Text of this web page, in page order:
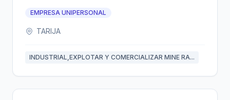
EMPRESA UNIPERSONAL
TARIJA
INDUSTRIAL,EXPLOTAR Y COMERCIALIZAR MINE RA...